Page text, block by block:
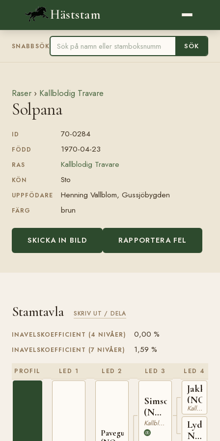
Häststam
SNABBSÖK SÖK
Raser › Kallblodig Travare
Solpana
ID 70-0284
FÖDD 1970-04-23
RAS Kallblodig Travare
KÖN Sto
UPPFÖDARE Henning Vallblom, Gussjöbygden
FÄRG brun
SKICKA IN BILD RAPPORTERA FEL
Stamtavla SKRIV UT / DELA
INAVELSKOEFFICIENT (4 NIVÅER) 0,00 %
INAVELSKOEFFICIENT (7 NIVÅER) 1,59 %
PROFIL LED 1 LED 2
Pavegutt
LED 3
Simson
(NO)
T-67Kallblodig Travare
LED 4
Jakken
(NO)
Kallblodig Travare
Lydia
N